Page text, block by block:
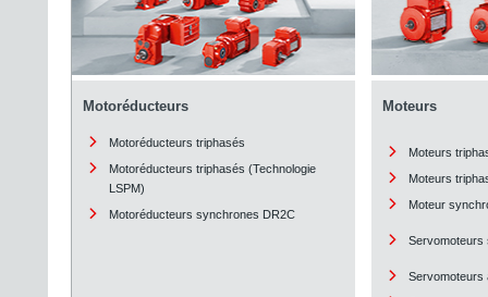
Motoréducteurs
Motoréducteurs triphasés
Motoréducteurs triphasés (Technologie
LSPM)
Motoréducteurs synchrones DR2C
Moteurs
Moteurs
Moteurs
Moteur
Servomoteurs
Servomoteurs